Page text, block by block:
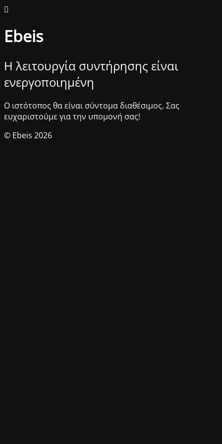
Ebeis
Η λειτουργία συντήρησης είναι
ενεργοποιημένη
Ο ιστότοπος θα είναι σύντομα διαθέσιμος. Σας
ευχαριστούμε για την υπομονή σας!
© Ebeis 2026